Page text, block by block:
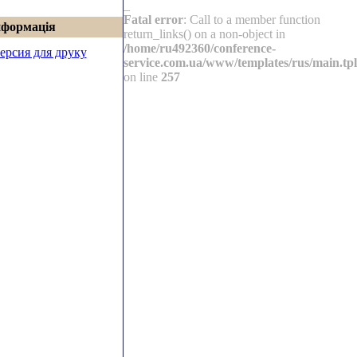
для друку
Fatal error: Call to a member function
return_links() on a non-object in
/home/ru492360/conference-
service.com.ua/www/templates/rus/main.tpl
on line 257